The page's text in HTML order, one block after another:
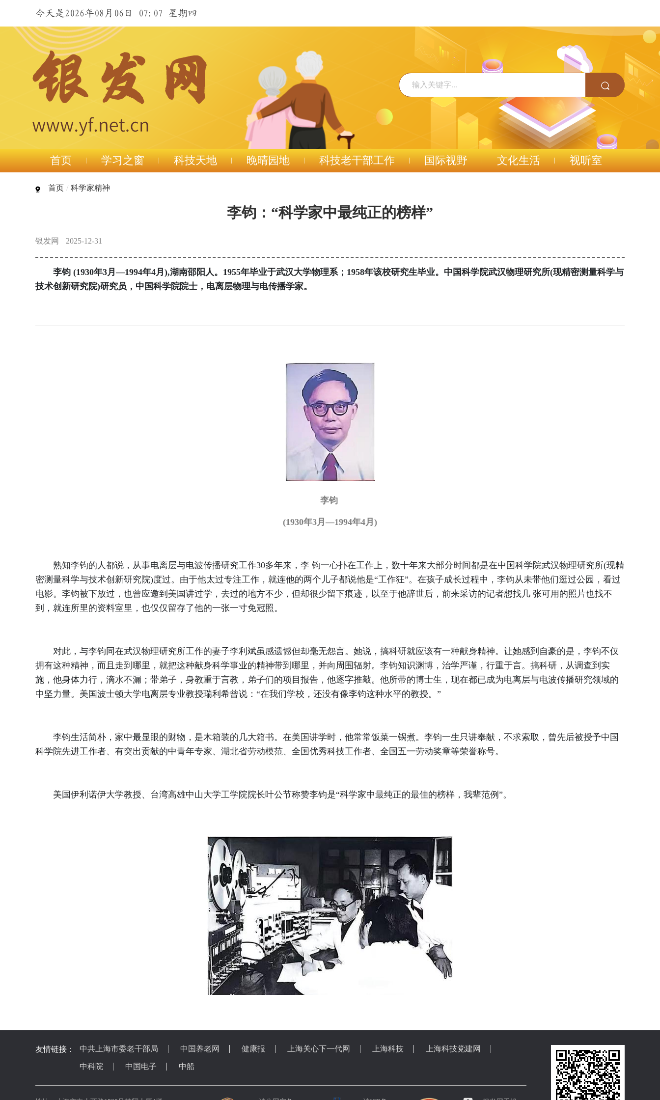
今天是2026年08月06日 07:07 星期四
首页 学习之窗 科技天地 晚晴园地 科技老干部工作 国际视野 文化生活 视听室
首页 / 科学家精神
李钧：“科学家中最纯正的榜样”
银发网 2025-12-31
李钧 (1930年3月—1994年4月),湖南邵阳人。1955年毕业于武汉大学物理系；1958年该校研究生毕业。中国科学院武汉物理研究所(现精密测量科学与
技术创新研究院)研究员，中国科学院院士，电离层物理与电传播学家。
李钧
(1930年3月—1994年4月)
熟知李钧的人都说，从事电离层与电波传播研究工作30多年来，李 钧一心扑在工作上，数十年来大部分时间都是在中国科学院武汉物理研究所(现精
密测量科学与技术创新研究院)度过。由于他太过专注工作，就连他的两个儿子都说他是“工作狂”。在孩子成长过程中，李钧从未带他们逛过公园，看过
电影。李钧被下放过，也曾应邀到美国讲过学，去过的地方不少，但却很少留下痕迹，以至于他辞世后，前来采访的记者想找几 张可用的照片也找不
到，就连所里的资料室里，也仅仅留存了他的一张一寸免冠照。
对此，与李钧同在武汉物理研究所工作的妻子李利斌虽感遗憾但却毫无怨言。她说，搞科研就应该有一种献身精神。让她感到自豪的是，李钧不仅
拥有这种精神，而且走到哪里，就把这种献身科学事业的精神带到哪里，并向周围辐射。李钧知识渊博，治学严谨，行重于言。搞科研，从调查到实
施，他身体力行，滴水不漏；带弟子，身教重于言教，弟子们的项目报告，他逐字推敲。他所带的博士生，现在都已成为电离层与电波传播研究领域的
中坚力量。美国波士顿大学电离层专业教授瑞利希曾说：“在我们学校，还没有像李钧这种水平的教授。”
李钧生活简朴，家中最显眼的财物，是木箱装的几大箱书。在美国讲学时，他常常饭菜一锅煮。李钧一生只讲奉献，不求索取，曾先后被授予中国
科学院先进工作者、有突出贡献的中青年专家、湖北省劳动模范、全国优秀科技工作者、全国五一劳动奖章等荣誉称号。
美国伊利诺伊大学教授、台湾高雄中山大学工学院院长叶公节称赞李钧是“科学家中最纯正的最佳的榜样，我辈范例”。
友情链接： 中共上海市委老干部局 中国养老网 健康报 上海关心下一代网 上海科技 上海科技党建网
中科院 中国电子 中船